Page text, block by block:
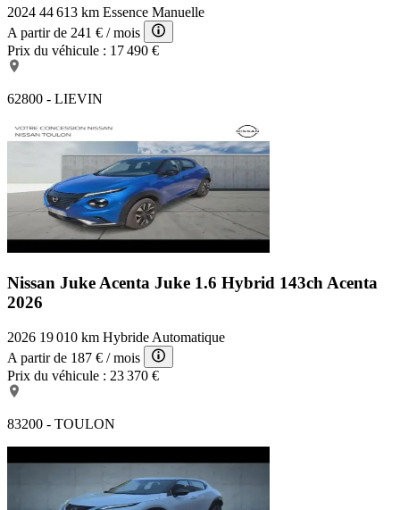
2024 44 613 km Essence Manuelle
A partir de 241 € / mois
Prix du véhicule : 17 490 €
62800 - LIEVIN
Nissan Juke Acenta Juke 1.6 Hybrid 143ch Acenta
2026
2026 19 010 km Hybride Automatique
A partir de 187 € / mois
Prix du véhicule : 23 370 €
83200 - TOULON